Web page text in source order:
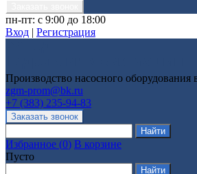
пн-пт: с 9:00 до 18:00
Вход | Регистрация
Производство насосного оборудования
zgm-prom@bk.ru
+7 (383) 235-94-83
Избранное (0) В корзине
Пусто